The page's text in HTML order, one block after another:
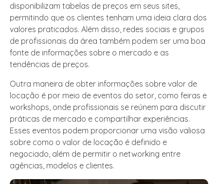
disponibilizam tabelas de preços em seus sites,
permitindo que os clientes tenham uma ideia clara dos
valores praticados. Além disso, redes sociais e grupos
de profissionais da área também podem ser uma boa
fonte de informações sobre o mercado e as
tendências de preços.
Outra maneira de obter informações sobre valor de
locação é por meio de eventos do setor, como feiras e
workshops, onde profissionais se reúnem para discutir
práticas de mercado e compartilhar experiências.
Esses eventos podem proporcionar uma visão valiosa
sobre como o valor de locação é definido e
negociado, além de permitir o networking entre
agências, modelos e clientes.